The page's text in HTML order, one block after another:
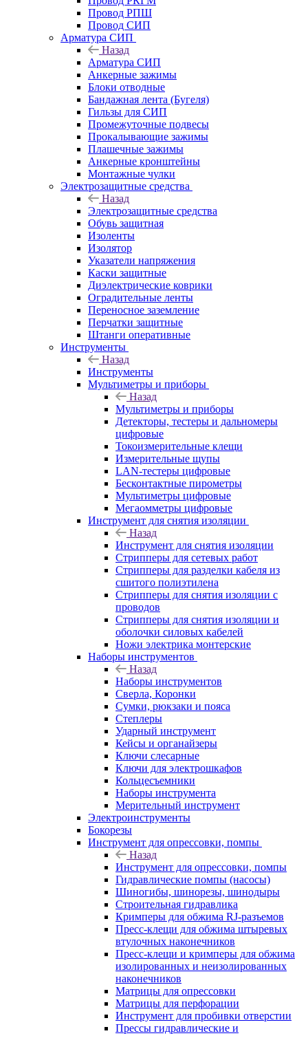
Провод РПШ
Провод СИП
Арматура СИП
Назад
Арматура СИП
Анкерные зажимы
Блоки отводные
Бандажная лента (Бугеля)
Гильзы для СИП
Промежуточные подвесы
Прокалывающие зажимы
Плашечные зажимы
Анкерные кронштейны
Монтажные чулки
Электрозащитные средства
Назад
Электрозащитные средства
Обувь защитная
Изоленты
Изолятор
Указатели напряжения
Каски защитные
Диэлектрические коврики
Оградительные ленты
Переносное заземление
Перчатки защитные
Штанги оперативные
Инструменты
Назад
Инструменты
Мультиметры и приборы
Назад
Мультиметры и приборы
Детекторы, тестеры и дальномеры
цифровые
Токоизмерительные клещи
Измерительные щупы
LAN-тестеры цифровые
Бесконтактные пирометры
Мультиметры цифровые
Мегаомметры цифровые
Инструмент для снятия изоляции
Назад
Инструмент для снятия изоляции
Стрипперы для сетевых работ
Стрипперы для разделки кабеля из
сшитого полиэтилена
Cтрипперы для снятия изоляции с
проводов
Стрипперы для снятия изоляции и
оболочки силовых кабелей
Ножи электрика монтерские
Наборы инструментов
Назад
Наборы инструментов
Сверла, Коронки
Сумки, рюкзаки и пояса
Степлеры
Ударный инструмент
Кейсы и органайзеры
Ключи слесарные
Ключи для электрошкафов
Кольцесъемники
Наборы инструмента
Мерительный инструмент
Электроинструменты
Бокорезы
Инструмент для опрессовки, помпы
Назад
Инструмент для опрессовки, помпы
Гидравлические помпы (насосы)
Шиногибы, шинорезы, шинодыры
Строительная гидравлика
Кримперы для обжима RJ-разъемов
Пресс-клещи для обжима штыревых
втулочных наконечников
Пресс-клещи и кримперы для обжима
изолированных и неизолированных
наконечников
Матрицы для опрессовки
Матрицы для перфорации
Инструмент для пробивки отверстии
Прессы гидравлические и